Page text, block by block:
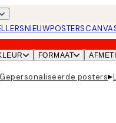
NIEUWPOSTERS
FORMAAT
Gepersonaliseerde posters▸